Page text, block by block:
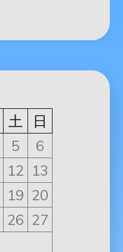
土
日
5
6
12 13
19 20
26 27